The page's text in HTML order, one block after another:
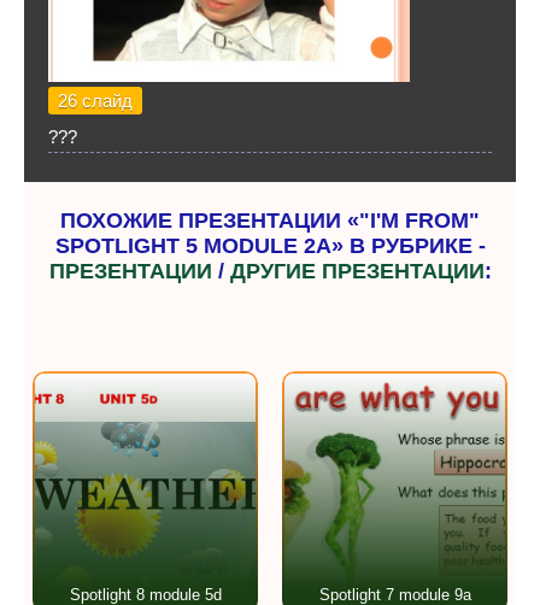
26 слайд
???
ПОХОЖИЕ ПРЕЗЕНТАЦИИ «"I'M FROM"
SPOTLIGHT 5 MODULE 2A» В РУБРИКЕ -
ПРЕЗЕНТАЦИИ / ДРУГИЕ ПРЕЗЕНТАЦИИ:
Spotlight 8 module 5d Spotlight 7 module 9a